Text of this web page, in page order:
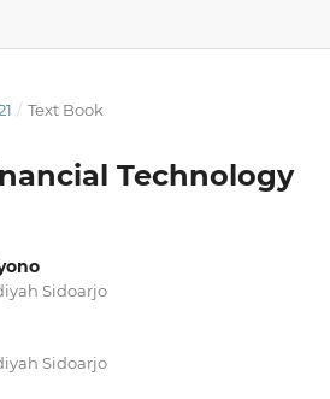
/ Text Book
Technology
Sidoarjo
Sidoarjo